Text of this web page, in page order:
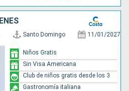
Santo Domingo 11/01/2027
Niños Gratis
Sin Visa Americana
Club de niños gratis desde los 3
Gastronomía italiana